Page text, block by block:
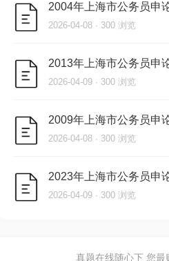
2004年上海市公务员申
2026-04-08 · 300 浏览
2013年上海市公务员申
2026-04-09 · 300 浏览
2009年上海市公务员申
2026-04-08 · 300 浏览
2023年上海市公务员申
2026-04-09 · 300 浏览
真题在线随心下 您最